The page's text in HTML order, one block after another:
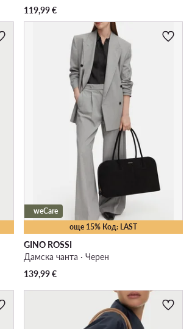
119,99€
още 15% Код: LAST
weCare
GINO ROSSI
Дамска чанта · Черен
139,99€